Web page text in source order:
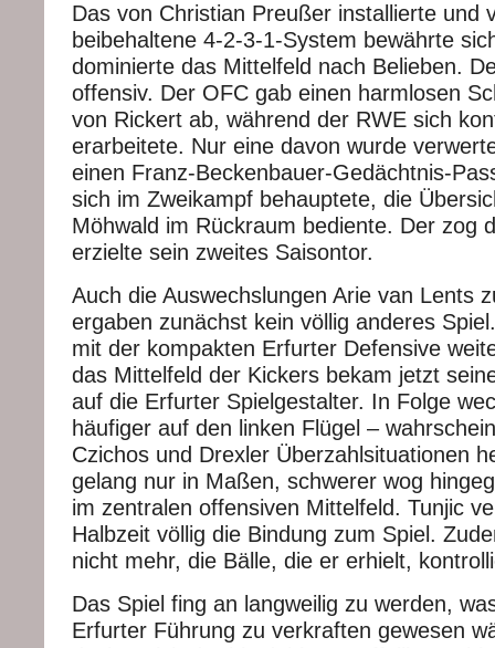
Das von Christian Preußer installierte und
beibehaltene 4-2-3-1-System bewährte
dominierte das Mittelfeld nach Belieben.
offensiv. Der OFC gab einen harmlosen
von Rickert ab, während der RWE sich
erarbeitete. Nur eine davon wurde
einen Franz-Beckenbauer-Gedächtnis-
sich im Zweikampf behauptete, die
Möhwald im Rückraum bediente. Der zog
erzielte sein zweites Saisontor.
Auch die Auswechslungen Arie van Lents
ergaben zunächst kein völlig anderes
mit der kompakten Erfurter Defensive
das Mittelfeld der Kickers bekam jetzt
auf die Erfurter Spielgestalter. In Folge
häufiger auf den linken Flügel –
Czichos und Drexler Überzahlsituationen
gelang nur in Maßen, schwerer wog
im zentralen offensiven Mittelfeld. Tunjic
Halbzeit völlig die Bindung zum Spiel.
nicht mehr, die Bälle, die er erhielt,
Das Spiel fing an langweilig zu werden,
Erfurter Führung zu verkraften gewesen